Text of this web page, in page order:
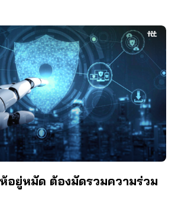
ห้อยู่หมัด ต้องมัดรวมความร่วม